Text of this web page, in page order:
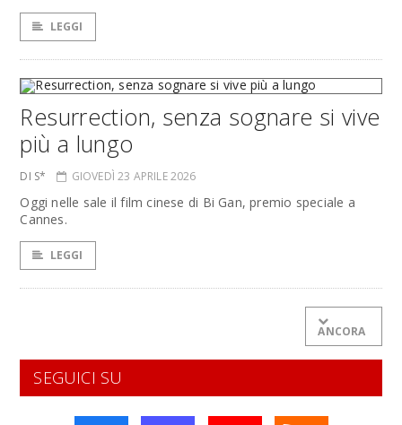
LEGGI
Resurrection, senza sognare si vive
più a lungo
DI S* GIOVEDÌ 23 APRILE 2026
Oggi nelle sale il film cinese di Bi Gan, premio speciale a
Cannes.
LEGGI
ANCORA
SEGUICI SU